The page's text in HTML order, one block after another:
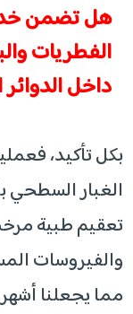
هل تضمن
الفطريات
داخل الدوائر
بكل تأكيد،
الغبار
تعقيم طبية
والفيروسات
مما يجعلنا